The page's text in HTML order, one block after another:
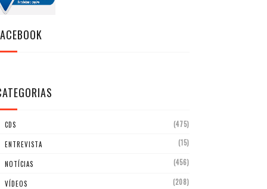
CDS (475)
ENTREVISTA (15)
NOTÍCIAS (456)
VÍDEOS (208)